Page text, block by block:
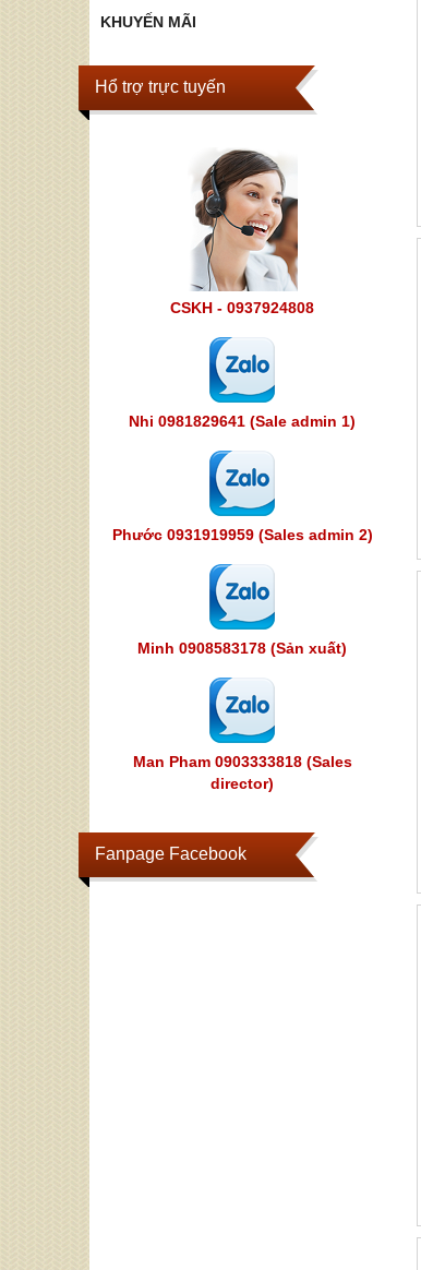
KHUYẾN MÃI
Hổ trợ trực tuyến
CSKH - 0937924808
Nhi 0981829641 (Sale admin 1)
Phước 0931919959 (Sales admin 2)
Minh 0908583178 (Sản xuất)
Man Pham 0903333818 (Sales
director)
Fanpage Facebook